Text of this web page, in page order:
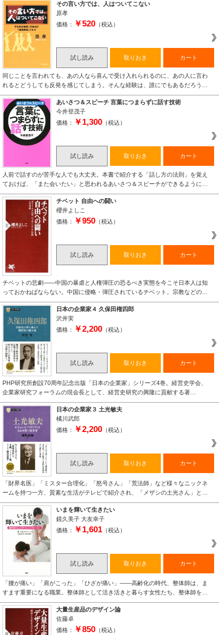
その言い方では、人はついてこない
原孝
価格：
￥520 （税込）
試し読み 取りおき カート
同じことを言われても、あの人なら喜んで受け入れられるのに、あの人に言わ
れるとどうしても反発を感じてしまう。そんな経験は、誰にでもあるだろう…
あいさつ＆スピーチ 言葉につまらずに話す技術
今井登茂子
価格：
￥1,300 （税込）
試し読み 取りおき カート
人前で話すのが苦手な人でも大丈夫。本書で紹介する「話し方の法則」を覚え
ておけば、「また会いたい」と思われるあいさつ＆スピーチができるように…
チベット 自由への闘い
櫻井よしこ
価格：
￥950 （税込）
試し読み 取りおき カート
チベットの悲劇――中国の暴虐と人権弾圧の恐るべき実態を今こそ日本人は知
っておかねばならない。中国に侵略・弾圧されているチベット。宗教などの…
日本の企業家４ 久保田権四郎
沢井実
価格：
￥2,200 （税込）
試し読み 取りおき カート
PHP研究所創設70周年記念出版「日本の企業家」シリーズ4巻。経営史学会、
企業家研究フォーラムの現会長として、経営史研究の興隆に貢献する著…
日本の企業家３ 土光敏夫
橘川武郎
価格：
￥2,200 （税込）
試し読み 取りおき カート
「財界名医」「ミスター合理化」「怒号さん」「荒法師」など様々なニックネ
ームを持つ一方、質素な生活がテレビで紹介され、「メザシの土光さん」と…
いまを輝いて生きたい
鏡久美子 大友幸子
価格：
￥1,601 （税込）
試し読み 取りおき カート
「腰が痛い」「肩がこった」「ひざが痛い」――高齢化の時代、整体師は、ま
すます重要になる職業。整体師として活き活きと暮らす女性たち、整体師を…
大量生産品のデザイン論
佐藤卓
価格：
￥850 （税込）